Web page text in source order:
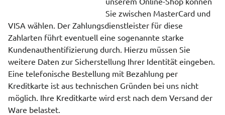
Sie zwischen MasterCard und
VISA wählen. Der Zahlungsdienstleister für diese
Zahlarten führt eventuell eine sogenannte starke
Kundenauthentifizierung durch. Hierzu müssen Sie
weitere Daten zur Sicherstellung Ihrer Identität eingeben.
Eine telefonische Bestellung mit Bezahlung per
Kreditkarte ist aus technischen Gründen bei uns nicht
möglich. Ihre Kreditkarte wird erst nach dem Versand der
Ware belastet.